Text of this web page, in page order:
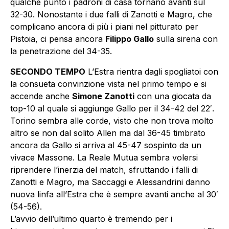
qualche punto i padroni di casa tornano avanti sul
32-30. Nonostante i due falli di Zanotti e Magro, che
complicano ancora di più i piani nel pitturato per
Pistoia, ci pensa ancora Filippo Gallo sulla sirena con
la penetrazione del 34-35.
SECONDO TEMPO L’Estra rientra dagli spogliatoi con
la consueta convinzione vista nel primo tempo e si
accende anche Simone Zanotti con una giocata da
top-10 al quale si aggiunge Gallo per il 34-42 del 22′.
Torino sembra alle corde, visto che non trova molto
altro se non dal solito Allen ma dal 36-45 timbrato
ancora da Gallo si arriva al 45-47 sospinto da un
vivace Massone. La Reale Mutua sembra volersi
riprendere l’inerzia del match, sfruttando i falli di
Zanotti e Magro, ma Saccaggi e Alessandrini danno
nuova linfa all’Estra che è sempre avanti anche al 30′
(54-56).
L’avvio dell’ultimo quarto è tremendo per i